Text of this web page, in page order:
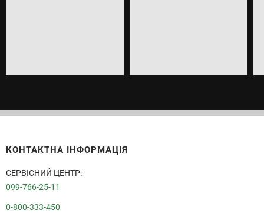
КОНТАКТНА ІНФОРМАЦІЯ
СЕРВІСНИЙ ЦЕНТР:
099-766-25-11
0-800-333-450